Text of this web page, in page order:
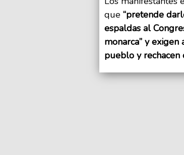
que “pretende
espaldas al
monarca” y
pueblo y rechacen